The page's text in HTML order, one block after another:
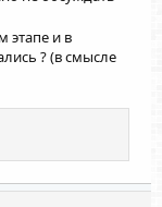
этапе и в
? (в смысле